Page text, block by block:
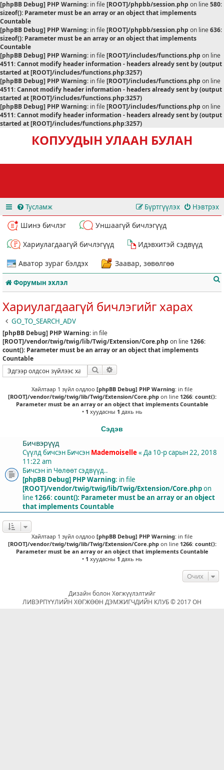
[phpBB Debug] PHP Warning: in file[ROOT]/phpbb/session.php on line580:
sizeof(): Parameter must be an array or an object that implements
Countable
[phpBB Debug] PHP Warning: in file[ROOT]/phpbb/session.php on line636:
sizeof(): Parameter must be an array or an object that implements
Countable
[phpBB Debug] PHP Warning: in file[ROOT]/includes/functions.php on line
4511:Cannot modify header information - headers already sent by (output
started at [ROOT]/includes/functions.php:3257)
[phpBB Debug] PHP Warning: in file[ROOT]/includes/functions.php on line
4511:Cannot modify header information - headers already sent by (output
started at [ROOT]/includes/functions.php:3257)
[phpBB Debug] PHP Warning: in file[ROOT]/includes/functions.php on line
4511:Cannot modify header information - headers already sent by (output
started at [ROOT]/includes/functions.php:3257)
КОПУУДЫН УЛААН БУЛАН
Тусламж Нэвтрэх
Бүртгүүлэх
Шинэ бичлэг
Уншаагүй бичлэгүүд
Хариулагдаагүй бичлэгүүд
Идэвхитэй сэдвүүд
Аватор зураг бэлдэх
Заавар, зөвөлгөө
Форумын эхлэл
Хариулагдаагүй бичлэгийг харах
GO_TO_SEARCH_ADV
[phpBB Debug] PHP Warning: in file
[ROOT]/vendor/twig/twig/lib/Twig/Extension/Core.php on line 1266:
count(): Parameter must be an array or an object that implements
Countable
Хайлт
Хайлтаар 1 зүйл олдлоо [phpBB Debug] PHP Warning: in file
[ROOT]/vendor/twig/twig/lib/Twig/Extension/Core.phpon line 1266: count():
Parameter must be an array or an object that implements Countable
• 1 хуудасны 1 дахь нь
Сэдэв
Бичвэрүүд
Сүүлд бичсэн Бичсэн Mademoiselle« Да 10-р сарын 22, 2018
11:22 am
Бичсэн in Чөлөөт сэдвүүд..
[phpBB Debug] PHP Warning: in file
[ROOT]/vendor/twig/twig/lib/Twig/Extension/Core.phpon
line 1266: count(): Parameter must be an array or an object
that implements Countable
Хайлтаар 1 зүйл олдлоо [phpBB Debug] PHP Warning: in file
[ROOT]/vendor/twig/twig/lib/Twig/Extension/Core.phpon line 1266: count():
Parameter must be an array or an object that implements Countable
• 1 хуудасны 1 дахь нь
Очих
Дизайн болон Хөгжүүлэлтийг
ЛИВЭРПҮҮЛИЙН ХӨГЖӨӨН ДЭМЖИГЧДИЙН КЛУБ © 2017 ОН